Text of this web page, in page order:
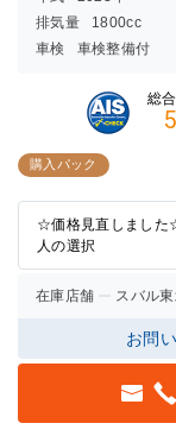
排気量
1800cc
車検
車検整備付
総
5
購入パック
☆価格見直しました
人の選択
在庫店舗 スバル
お問